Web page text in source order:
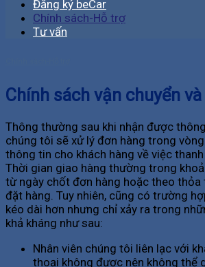
Đăng ký beCar
Chính sách-Hỗ trợ
Tư vấn
Chính sách vận chuyển
Thông thường sau khi nhận được
chúng tôi sẽ xử lý đơn hàng trong
thông tin cho khách hàng về việc thanh
Thời gian giao hàng thường trong
từ ngày chốt đơn hàng hoặc theo thỏa
đặt hàng. Tuy nhiên, cũng có trường
kéo dài hơn nhưng chỉ xảy ra trong
khả kháng như sau:
Nhân viên chúng tôi liên lạc với
thoại không được nên không thể